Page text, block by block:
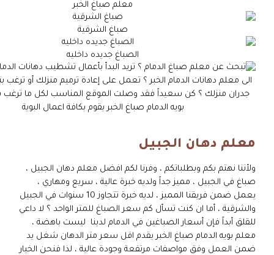
معلم صباغ الخبر
صباغ الشرقية
الصباغ جديده داخليه
معلم دهان الجبيل
ولأننا نهتم بكم وبطلباتكم ، وفرنا لكم افضل معلم دهان الجبيل ،
صباغ في الجبيل ، مميز جداً ولديه خبرة عالية ، سريع ومهاري ،
يعمل ضمن فريقنا المميز ، لديه خبرة تتجاوز 10 سنوات في الجبيل
والشرقية ، أما ان كنت تسأل كم سعر الصباغ للمتر الواحد ؟ لا داعي
للقلق أبداً فإن أسعار الصباغين في الدمام لدينا ليست باهضة ،
معلم بويه الدمام صباغ الخبر يقدم اقل سعر متر الدهان شغل يد
ضمن العمل وفق مواصفات مرتفعة وجودة عالية ، لذا فنحن الخيار